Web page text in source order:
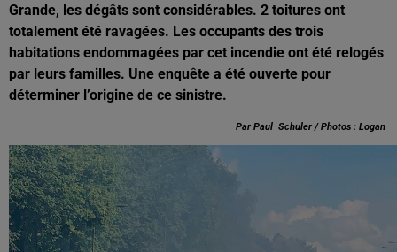
Grande, les dégâts sont considérables. 2 toitures ont
totalement été ravagées. Les occupants des trois
habitations endommagées par cet incendie ont été relogés
par leurs familles. Une enquête a été ouverte pour
déterminer l’origine de ce sinistre.
Par Paul Schuler / Photos : Logan